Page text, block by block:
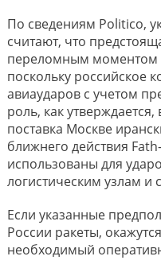
По сведениям Politico,
считают, что
переломным моментом
поскольку российское
авиаударов с учетом
роль, как
поставка Москве
ближнего действия
использованы для
логистическим узлам и
Если указанные
России ракеты,
необходимый